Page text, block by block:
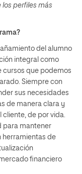
los perfiles más
del alumno
integral como
cursos que podemos
Siempre con
sus necesidades
de manera clara y
cliente, de por vida.
para mantener
herramientas de
financiero